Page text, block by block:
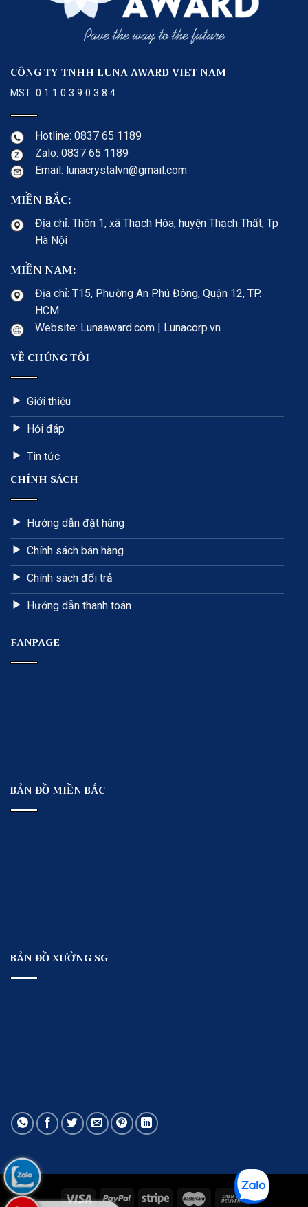
CÔNG TY TNHH LUNA AWARD VIET NAM
MST: 0 1 1 0 3 9 0 3 8 4
Hotline: 0837 65 1189
Zalo: 0837 65 1189
Email: lunacrystalvn@gmail.com
MIỀN BẮC:
Địa chỉ: Thôn 1, xã Thạch Hòa, huyện Thạch Thất, Tp
Hà Nội
MIỀN NAM:
Địa chỉ: T15, Phường An Phú Đông, Quận 12, TP.
HCM
Website: Lunaaward.com | Lunacorp.vn
VỀ CHÚNG TÔI
Giới thiệu
Hỏi đáp
Tin tức
CHÍNH SÁCH
Hướng dẫn đặt hàng
Chính sách bán hàng
Chính sách đổi trả
Hướng dẫn thanh toán
FANPAGE
BẢN ĐỒ MIỀN BẮC
BẢN ĐỒ XƯỞNG SG